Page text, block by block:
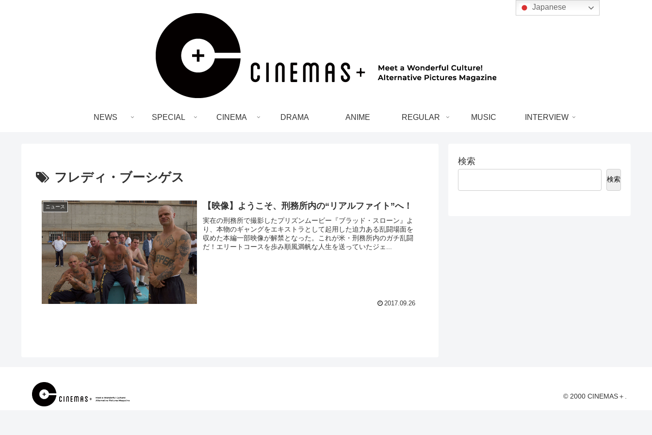
NEWS SPECIAL CINEMA DRAMA ANIME REGULAR MUSIC INTERVIEW
フレディ・ブーシゲス
ニュース 【映像】ようこそ、刑務所内の“リアルファイト”へ！
実在の刑務所で撮影したプリズンムービー『ブラッド・スローン』よ
り、本物のギャングをエキストラとして起用した迫力ある乱闘場面を
収めた本編一部映像が解禁となった。これが米・刑務所内のガチ乱闘
だ！エリートコースを歩み順風満帆な人生を送っていたジェ...
2017.09.26
検索
検索
© 2000 CINEMAS＋.
Japanese